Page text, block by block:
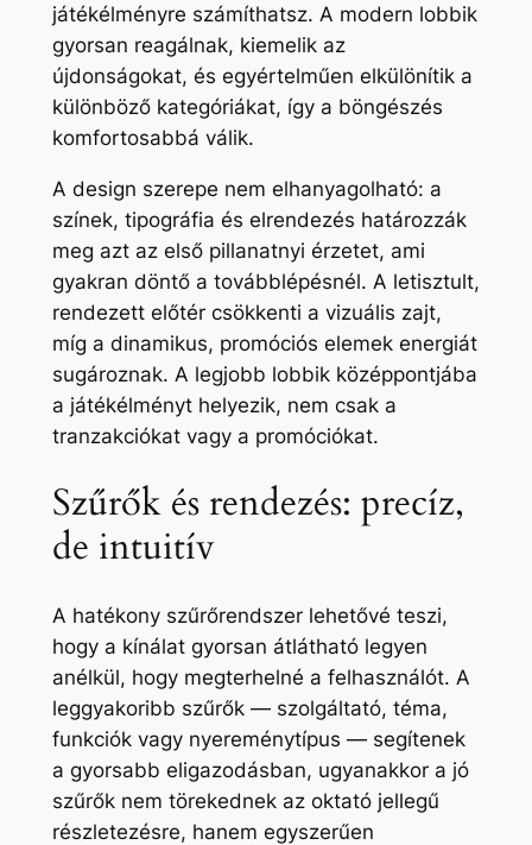
játékélményre számíthatsz. A modern lobbik
gyorsan reagálnak, kiemelik az
újdonságokat, és egyértelműen elkülönítik a
különböző kategóriákat, így a böngészés
komfortosabbá válik.
A design szerepe nem elhanyagolható: a
színek, tipográfia és elrendezés határozzák
meg azt az első pillanatnyi érzetet, ami
gyakran döntő a továbblépésnél. A letisztult,
rendezett előtér csökkenti a vizuális zajt,
míg a dinamikus, promóciós elemek energiát
sugároznak. A legjobb lobbik középpontjába
a játékélményt helyezik, nem csak a
tranzakciókat vagy a promóciókat.
Szűrők és rendezés: precíz,
de intuitív
A hatékony szűrőrendszer lehetővé teszi,
hogy a kínálat gyorsan átlátható legyen
anélkül, hogy megterhelné a felhasználót. A
leggyakoribb szűrők — szolgáltató, téma,
funkciók vagy nyereménytípus — segítenek
a gyorsabb eligazodásban, ugyanakkor a jó
szűrők nem törekednek az oktató jellegű
részletezésre, hanem egyszerűen